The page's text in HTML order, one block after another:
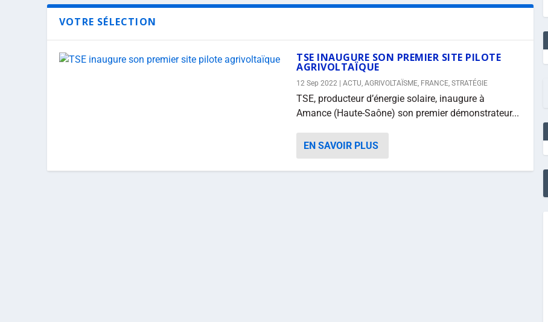
VOTRE SÉLECTION
TSE INAUGURE SON PREMIER SITE PILOTE
AGRIVOLTAÏQUE
12 Sep 2022 ACTU, AGRIVOLTAÏSME, FRANCE, STRATÉGIE
TSE, producteur d’énergie solaire, inaugure à
Amance (Haute-Saône) son premier démonstrateur...
EN SAVOIR PLUS